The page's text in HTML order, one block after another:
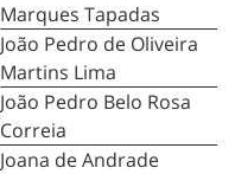
Marques Tapadas
João Pedro de Oliveira
Martins Lima
João Pedro Belo Rosa
Correia
Joana de Andrade